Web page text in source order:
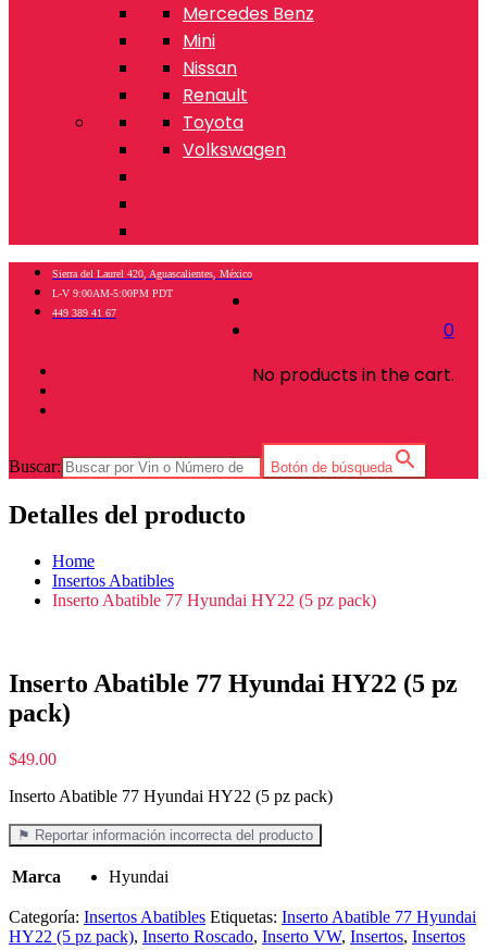
Mercedes Benz
Mini
Nissan
Renault
Toyota
Volkswagen
0
No products in the cart.
Sierra del Laurel 420, Aguascalientes, México
L-V 9:00AM-5:00PM PDT
449 389 41 67
Buscar: Botón de búsqueda
Detalles del producto
Home
Insertos Abatibles
Inserto Abatible 77 Hyundai HY22 (5 pz pack)
Inserto Abatible 77 Hyundai HY22 (5 pz
pack)
$49.00
Inserto Abatible 77 Hyundai HY22 (5 pz pack)
⚑ Reportar información incorrecta del producto
Marca Hyundai
Categoría: Insertos Abatibles Etiquetas: Inserto Abatible 77 Hyundai
HY22 (5 pz pack), Inserto Roscado, Inserto VW, Insertos, Insertos